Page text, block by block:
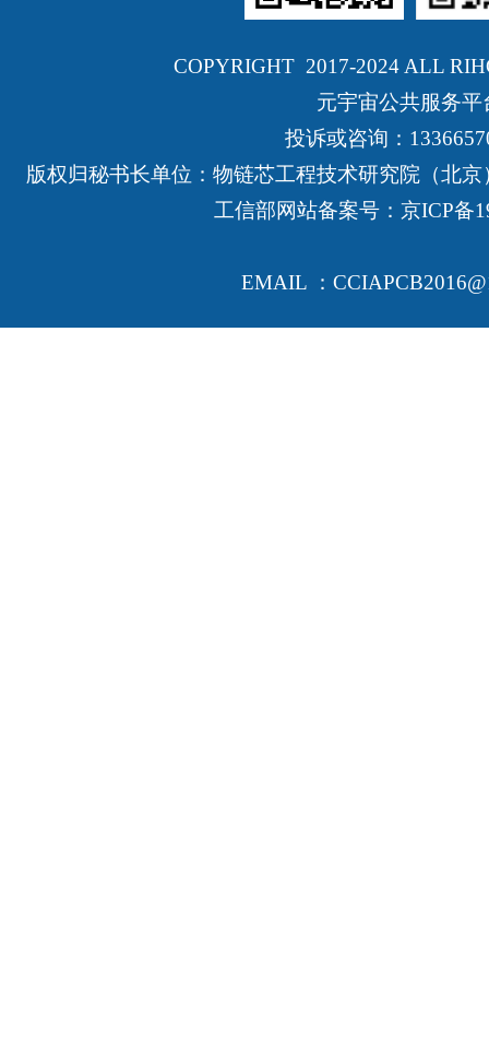
COPYRIGHT 2017-2024 ALL
元宇宙公共服务平
投诉或咨询：
版权归秘书长单位：物链芯工程技术研究院（北
工信部网站备案号： 京ICP备
EMAIL ：